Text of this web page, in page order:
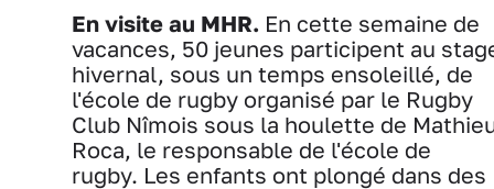
En visite au MHR. En cette semaine de
vacances, 50 jeunes participent au
hivernal, sous un temps ensoleillé, de
l'école de rugby organisé par le Rugby
Club Nîmois sous la houlette de
Roca, le responsable de l'école de
rugby. Les enfants ont plongé dans des